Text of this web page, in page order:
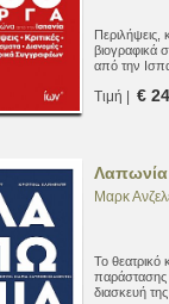
Περιλήψεις,
βιογραφικά
από την
Τιμή | €
Λαπωνία
Μαρκ
Το θεατρικό
παράστασης
διασκευή